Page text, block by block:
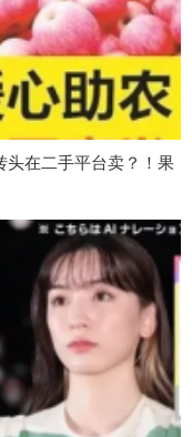
头在二手平台卖？！果